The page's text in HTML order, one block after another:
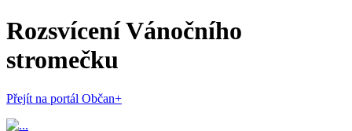
Rozsvícení Vánočního
stromečku
Přejít na portál Občan+